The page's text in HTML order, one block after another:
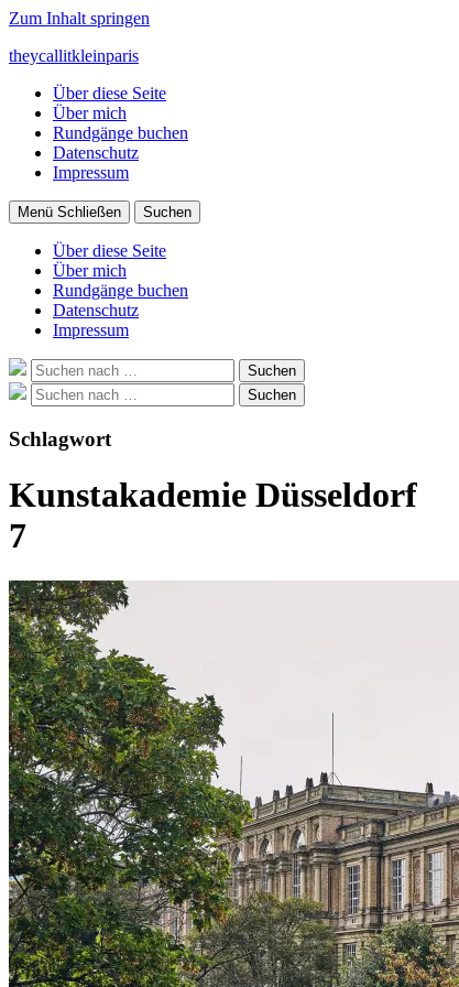
Zum Inhalt springen
theycallitkleinparis
Über diese Seite
Über mich
Rundgänge buchen
Datenschutz
Impressum
Menü Schließen Suchen
Über diese Seite
Über mich
Rundgänge buchen
Datenschutz
Impressum
Suche
nach:
Suchen
Suche
nach:
Suchen
Schlagwort
Kunstakademie Düsseldorf
7